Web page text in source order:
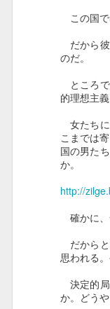
この国で
だから
のだ。
ところ
的理想主
女たち
こまでは
国の男た
か。
http://
確かに、
だから
思われる
決定的
か。どう
残しながら、それを他の行
嫁することができたことで
後、私の脳裏にべったりと
いて決して離れることはな
以来私は、そのときと似た
状況に置かれることを避け
の努力を惜しまず、そのマ
ルまで作って、自らに反復
せていた。敢えて恐怖記憶
化させるために粘着力を強
の有効な防衛戦略を認めな
最後の防波堤だった。
人を自死に誘うような、あ
悪いくすんだ風は、一体ど